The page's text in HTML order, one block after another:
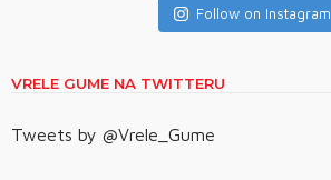
Follow on Instagram
VRELE GUME NA TWITTERU
Tweets by @Vrele_Gume